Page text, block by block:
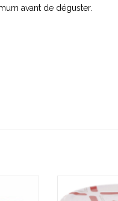
avant de déguster.